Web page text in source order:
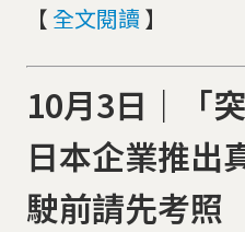
【 全文閱讀 】
10月3日｜「
日本企業推出
駛前請先考照